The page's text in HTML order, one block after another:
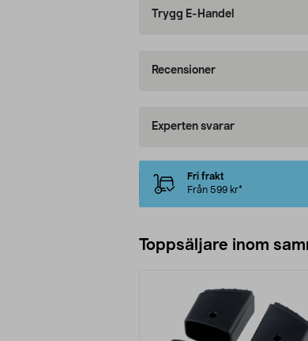
Trygg E-Handel
Recensioner
Experten svarar
Fri frakt
Från 599 kr*
Toppsäljare inom